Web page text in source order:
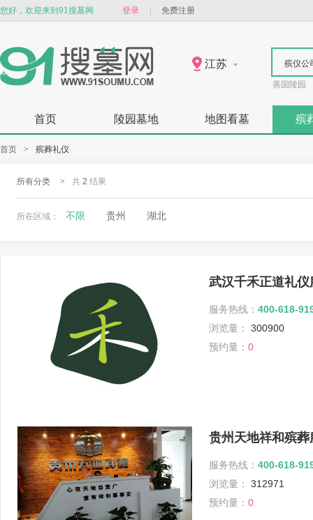
您好，欢迎来到91搜墓网 登录 免费注册
江苏 殡仪公
善国陵园
首页 陵园墓地 地图看墓 殡
首页 > 殡葬礼仪
所有分类 > 共 2 结果
所在区域： 不限 贵州 湖北
武汉千禾正道礼仪
服务热线： 400-618-
浏览量：
300900
预约量： 0
贵州天地祥和殡葬
服务热线： 400-618-
浏览量：
312971
预约量： 0